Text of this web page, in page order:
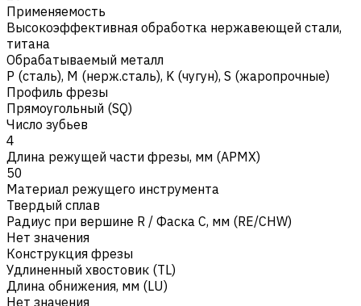
Применяемость
Высокоэффективная обработка нержавеющей стали,
титана
Обрабатываемый металл
Р (сталь), M (нерж.сталь), K (чугун), S (жаропрочные)
Профиль фрезы
Прямоугольный (SQ)
Число зубьев
4
Длина режущей части фрезы, мм (APMX)
50
Материал режущего инструмента
Твердый сплав
Радиус при вершине R / Фаска C, мм (RE/CHW)
Нет значения
Конструкция фрезы
Удлиненный хвостовик (TL)
Длина обнижения, мм (LU)
Нет значения